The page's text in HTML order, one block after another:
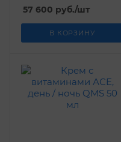
57 600 руб./шт
В КОРЗИНУ